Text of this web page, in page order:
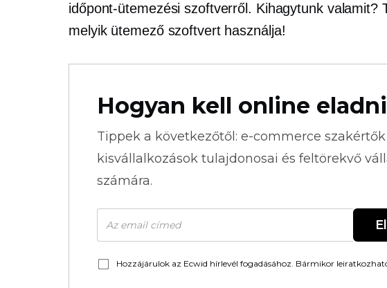
időpont-ütemezési szoftverről. Kihagytunk valamit?
melyik ütemező szoftvert használja!
Hogyan kell online eladni
Tippek a következőtől: e-commerce szakértők
kisvállalkozások tulajdonosai és feltörekvő
számára.
Hozzájárulok az Ecwid hírlevél fogadásához. Bármikor